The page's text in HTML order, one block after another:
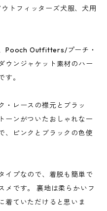
トフィッターズ犬服、犬用
Pooch Outfitters/プーチ・
ウンジャケット素材のハー
。
・レースの襟元とブラッ
ーンがついたおしゃれな一
、ピンクとブラックの色使
イプなので、着脱も簡単で
メです。 裏地は柔らかいフ
着ていただけると思いま